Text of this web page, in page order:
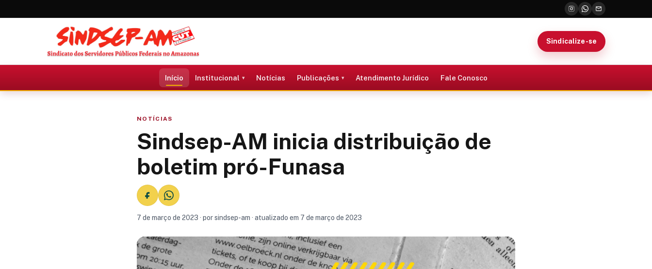
Sindicalize-se
Início Institucional Notícias Publicações Atendimento Jurídico Fale Conosco
NOTÍCIAS
Sindsep-AM inicia distribuição de
boletim pró-Funasa
7 de março de 2023 · por sindsep-am · atualizado em 7 de março de 2023